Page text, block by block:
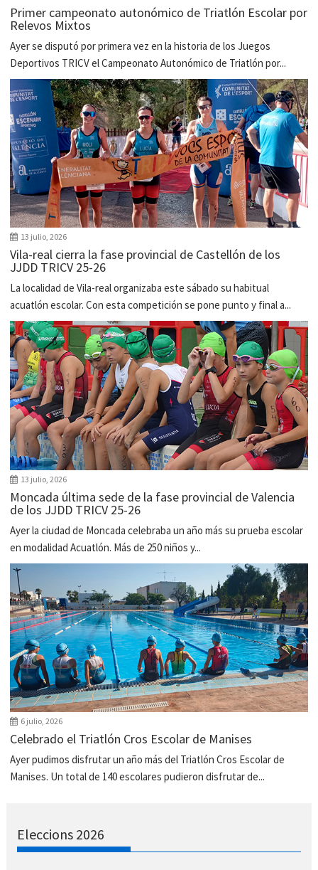
Primer campeonato autonómico de Triatlón Escolar por
Relevos Mixtos
Ayer se disputó por primera vez en la historia de los Juegos
Deportivos TRICV el Campeonato Autonómico de Triatlón por...
13 julio, 2026
Vila-real cierra la fase provincial de Castellón de los
JJDD TRICV 25-26
La localidad de Vila-real organizaba este sábado su habitual
acuatlón escolar. Con esta competición se pone punto y final a...
13 julio, 2026
Moncada última sede de la fase provincial de Valencia
de los JJDD TRICV 25-26
Ayer la ciudad de Moncada celebraba un año más su prueba escolar
en modalidad Acuatlón. Más de 250 niños y...
6 julio, 2026
Celebrado el Triatlón Cros Escolar de Manises
Ayer pudimos disfrutar un año más del Triatlón Cros Escolar de
Manises. Un total de 140 escolares pudieron disfrutar de...
Eleccions 2026